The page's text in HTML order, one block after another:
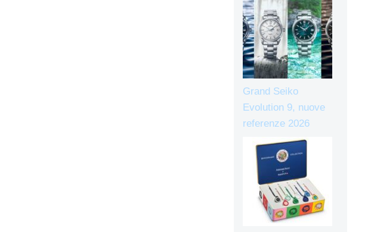
Grand Seiko
Evolution 9, nuove
referenze 2026